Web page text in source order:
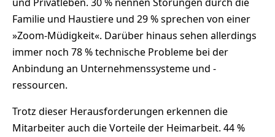
Familie und Haustiere und 29 % sprechen von einer
»Zoom-Müdigkeit«. Darüber hinaus sehen allerdings
immer noch 78 % technische Probleme bei der
Anbindung an Unternehmenssysteme und -
ressourcen.
Trotz dieser Herausforderungen erkennen die
Mitarbeiter auch die Vorteile der Heimarbeit. 44 %